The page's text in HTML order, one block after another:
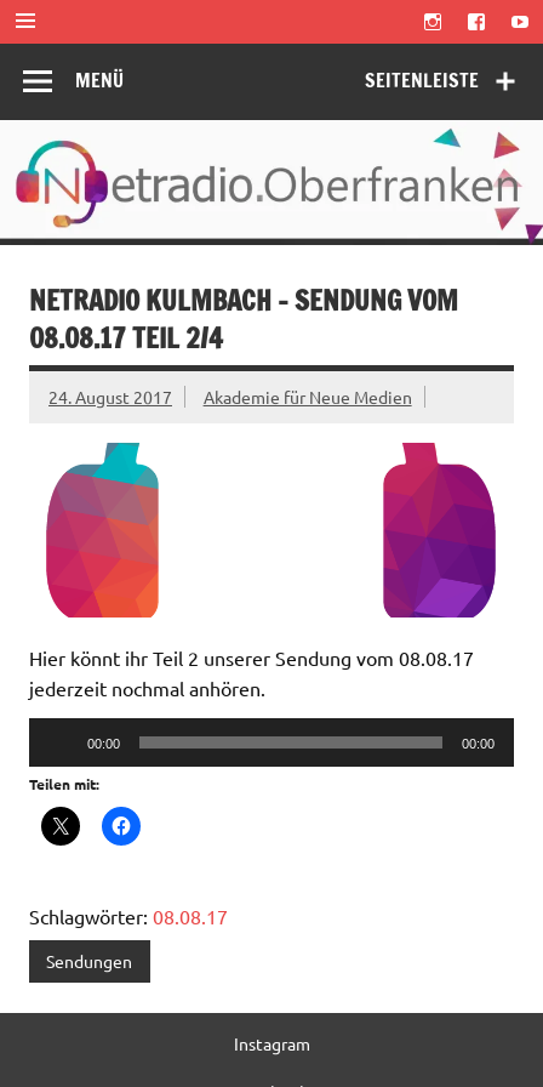
Zum
Inhalt
springen
SEITENLEISTE
MENÜ
NETRADIO KULMBACH – SENDUNG VOM
08.08.17 TEIL 2/4
24. August 2017 Akademie für Neue Medien
Hier könnt ihr Teil 2 unserer Sendung vom 08.08.17
jederzeit nochmal anhören.
Player
00:00 00:00
Teilen mit:
Schlagwörter: 08.08.17
Sendungen
Instagram